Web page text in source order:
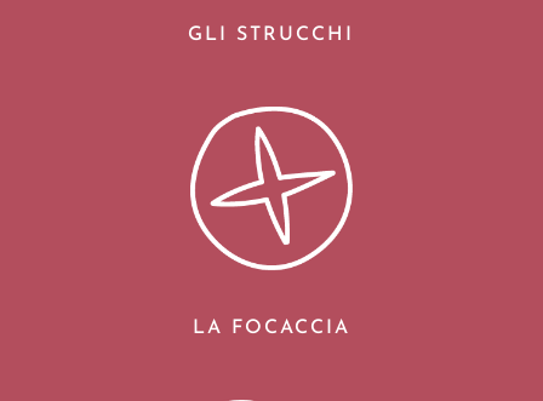
GLI STRUCCHI
LA FOCACCIA